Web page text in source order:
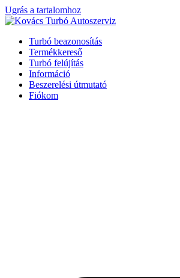
Ugrás a tartalomhoz
Turbó beazonosítás
Termékkereső
Turbó felújítás
Információ
Beszerelési útmutató
Fiókom